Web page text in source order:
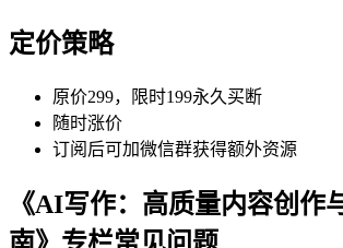
定价策略
原价299，限时199永久买断
随时涨价
订阅后可加微信群获得额外资源
《AI写作：高质量内容创作